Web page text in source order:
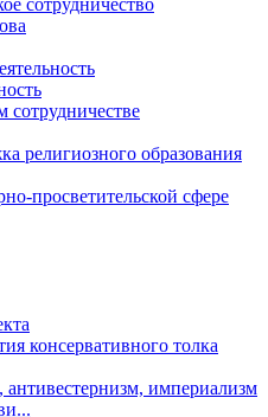
сотрудничество
сотрудничестве
религиозного образования
просветительской сфере
консервативного толка
антивестернизм, империализм